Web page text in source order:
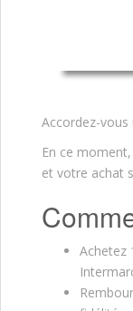
Accordez-
En ce
et votre achat
Achetez